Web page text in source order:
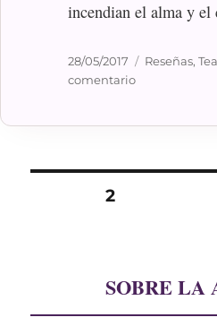
incendian el alma y el
Publicado
el
28/05/2017 Categorías
Reseñas,
comentarioen
Paginación
entradas
PÁGINA2
SOBRE LA